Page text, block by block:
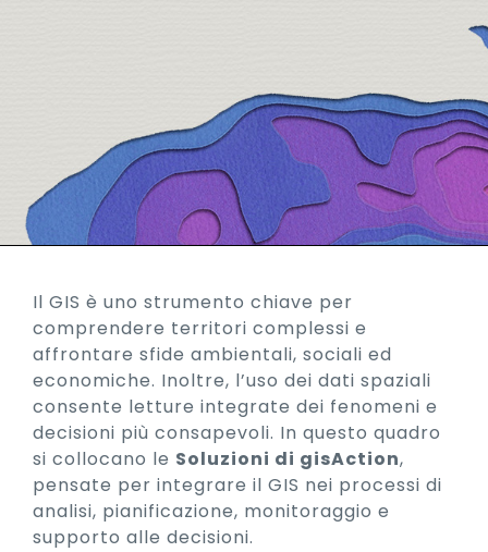
Il GIS è uno strumento chiave per
comprendere territori complessi e
affrontare sfide ambientali, sociali ed
economiche. Inoltre, l’uso dei dati spaziali
consente letture integrate dei fenomeni e
decisioni più consapevoli. In questo quadro
si collocano le Soluzioni di gisAction,
pensate per integrare il GIS nei processi di
analisi, pianificazione, monitoraggio e
supporto alle decisioni.